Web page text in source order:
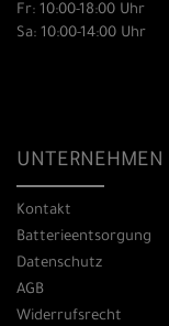
Fr: 10:00-18:00 Uhr
Sa: 10:00-14:00 Uhr
UNTERNEHMEN
Kontakt
Batterieentsorgung
Datenschutz
AGB
Widerrufsrecht